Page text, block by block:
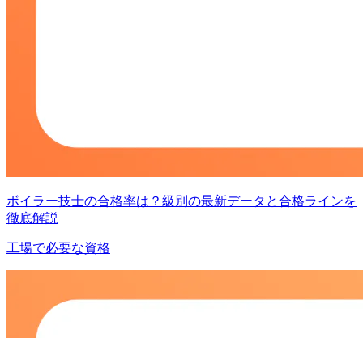
ボイラー技士の合格率は？級別の最新データと合格ラインを
徹底解説
工場で必要な資格